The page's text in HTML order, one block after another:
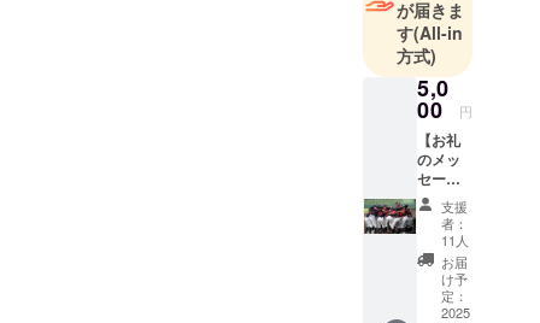
が届きま
す(All-in
方式)
5,0
00 円
【お礼
のメッ
セー
ジ】 感
謝の気
持ちを
込め
て、お
礼の
メッ
支援
者：
11人
お届
け予
定：
2025